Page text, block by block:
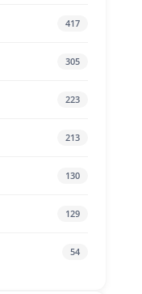
417
305
223
213
130
129
54